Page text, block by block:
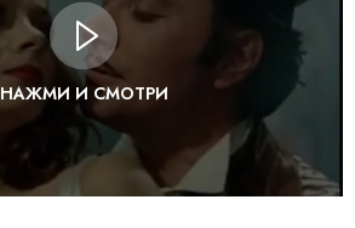
НАЖМИ И СМОТРИ